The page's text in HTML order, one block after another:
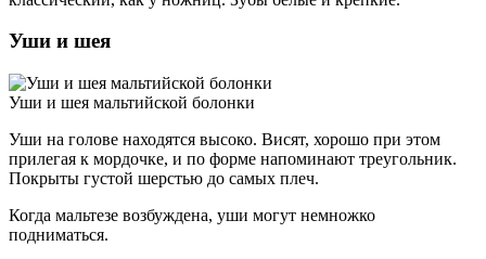
Уши и шея
Уши и шея мальтийской болонки
Уши на голове находятся высоко. Висят, хорошо при этом
прилегая к мордочке, и по форме напоминают треугольник.
Покрыты густой шерстью до самых плеч.
Когда мальтезе возбуждена, уши могут немножко
подниматься.